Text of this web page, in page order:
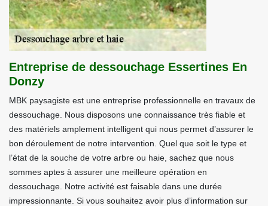
Entreprise de dessouchage Essertines En
Donzy
MBK paysagiste est une entreprise professionnelle en travaux de
dessouchage. Nous disposons une connaissance très fiable et
des matériels amplement intelligent qui nous permet d’assurer le
bon déroulement de notre intervention. Quel que soit le type et
l’état de la souche de votre arbre ou haie, sachez que nous
sommes aptes à assurer une meilleure opération en
dessouchage. Notre activité est faisable dans une durée
impressionnante. Si vous souhaitez avoir plus d’information sur